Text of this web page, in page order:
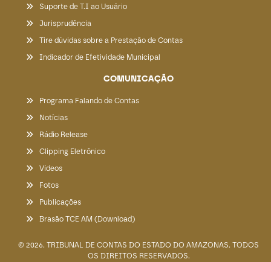
Suporte de T.I ao Usuário
Jurisprudência
Tire dúvidas sobre a Prestação de Contas
Indicador de Efetividade Municipal
COMUNICAÇÃO
Programa Falando de Contas
Notícias
Rádio Release
Clipping Eletrônico
Vídeos
Fotos
Publicações
Brasão TCE AM (Download)
© 2026. TRIBUNAL DE CONTAS DO ESTADO DO AMAZONAS. TODOS
OS DIREITOS RESERVADOS.